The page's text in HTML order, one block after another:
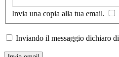
Invia una copia alla tua email.
Inviando il messaggio dichiaro